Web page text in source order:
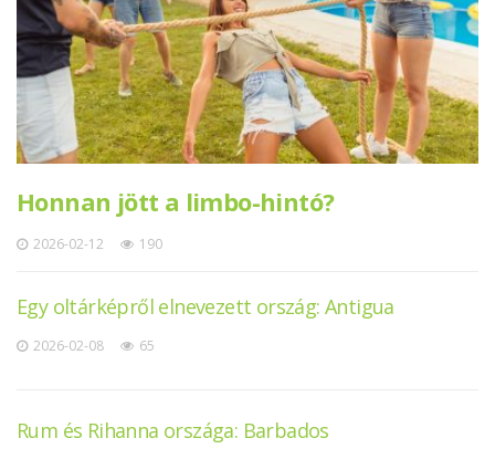
Honnan jött a limbo-hintó?
2026-02-12 190
Egy oltárképről elnevezett ország: Antigua
2026-02-08 65
Rum és Rihanna országa: Barbados